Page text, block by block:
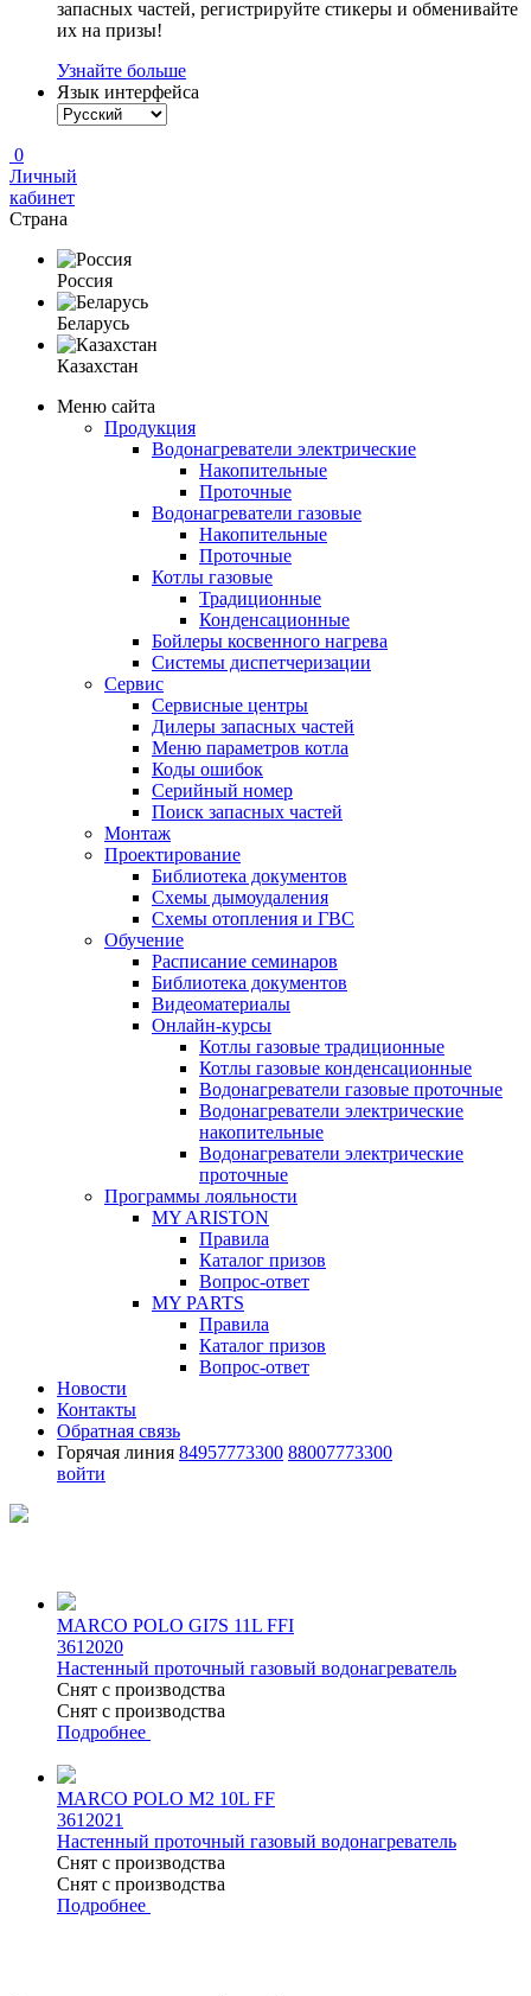
запасных частей, регистрируйте стикеры и обменивайте
их на призы!
Узнайте больше
Язык интерфейса
0
Личный
кабинет
Страна
Россия
Беларусь
Казахстан
Меню сайта
Продукция
Водонагреватели электрические
Накопительные
Проточные
Водонагреватели газовые
Накопительные
Проточные
Котлы газовые
Традиционные
Конденсационные
Бойлеры косвенного нагрева
Системы диспетчеризации
Сервис
Сервисные центры
Дилеры запасных частей
Меню параметров котла
Коды ошибок
Серийный номер
Поиск запасных частей
Монтаж
Проектирование
Библиотека документов
Схемы дымоудаления
Схемы отопления и ГВС
Обучение
Расписание семинаров
Библиотека документов
Видеоматериалы
Онлайн-курсы
Котлы газовые традиционные
Котлы газовые конденсационные
Водонагреватели газовые проточные
Водонагреватели электрические
накопительные
Водонагреватели электрические
проточные
Программы лояльности
MY ARISTON
Правила
Каталог призов
Вопрос-ответ
MY PARTS
Правила
Каталог призов
Вопрос-ответ
Новости
Контакты
Обратная связь
Горячая линия 84957773300 88007773300
войти
MARCO POLO GI7S 11L FFI
3612020
Настенный проточный газовый водонагреватель
Снят с производства
Снят с производства
Подробнее
MARCO POLO M2 10L FF
3612021
Настенный проточный газовый водонагреватель
Снят с производства
Снят с производства
Подробнее